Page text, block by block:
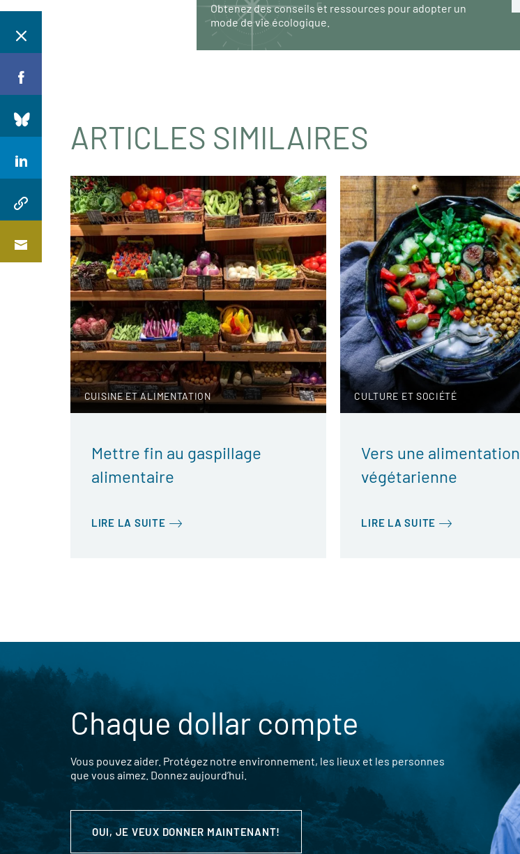
Obtenez des conseils et ressources pour adopter un
mode de vie écologique.
ARTICLES SIMILAIRES
CUISINE ET ALIMENTATION
Mettre fin au gaspillage
alimentaire
LIRE LA SUITE
CULTURE ET SOCIÉTÉ
Vers une alimentation
végétarienne
LIRE LA SUITE
Chaque dollar compte
Vous pouvez aider. Protégez notre environnement, les lieux et les personnes
que vous aimez. Donnez aujourd’hui.
OUI, JE VEUX DONNER MAINTENANT!